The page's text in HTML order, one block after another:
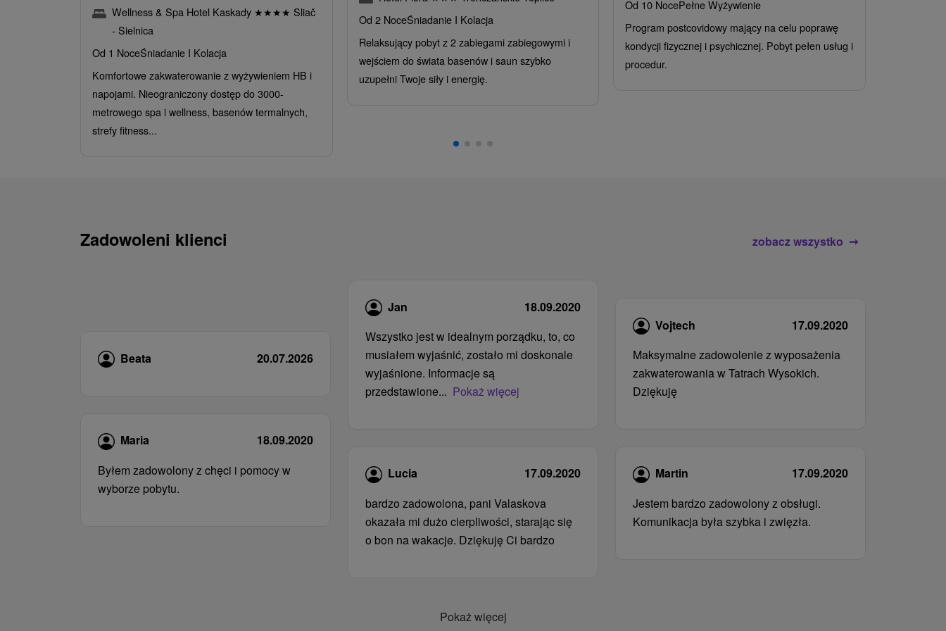
Wellness & Spa Hotel Kaskady ★★★★ Sliač
- Sielnica
Od 1 NoceŚniadanie I Kolacja
Komfortowe zakwaterowanie z wyżywieniem HB i
napojami. Nieograniczony dostęp do 3000-
metrowego spa i wellness, basenów termalnych,
strefy fitness...
Od 2 NoceŚniadanie I Kolacja
Relaksujący pobyt z 2 zabiegami zabiegowymi i
wejściem do świata basenów i saun szybko
uzupełni Twoje siły i energię.
Od 10 NocePełne Wyżywienie
Program postcovidowy mający na celu poprawę
kondycji fizycznej i psychicznej. Pobyt pełen usług i
procedur.
Zadowoleni klienci zobacz wszystko
Beata 20.07.2026
Maria
18.09.2020
Byłem zadowolony z chęci i pomocy w
wyborze pobytu.
Jan
18.09.2020
Wszystko jest w idealnym porządku, to, co
musiałem wyjaśnić, zostało mi doskonale
wyjaśnione. Informacje są
przedstawione... Pokaż więcej
Lucia
17.09.2020
bardzo zadowolona, ​​pani Valaskova
okazała mi dużo cierpliwości, starając się
o bon na wakacje. Dziękuję Ci bardzo
Vojtech
17.09.2020
Maksymalne zadowolenie z wyposażenia
zakwaterowania w Tatrach Wysokich.
Dziękuję
Martin
17.09.2020
Jestem bardzo zadowolony z obsługi.
Komunikacja była szybka i zwięzła.
Pokaż więcej